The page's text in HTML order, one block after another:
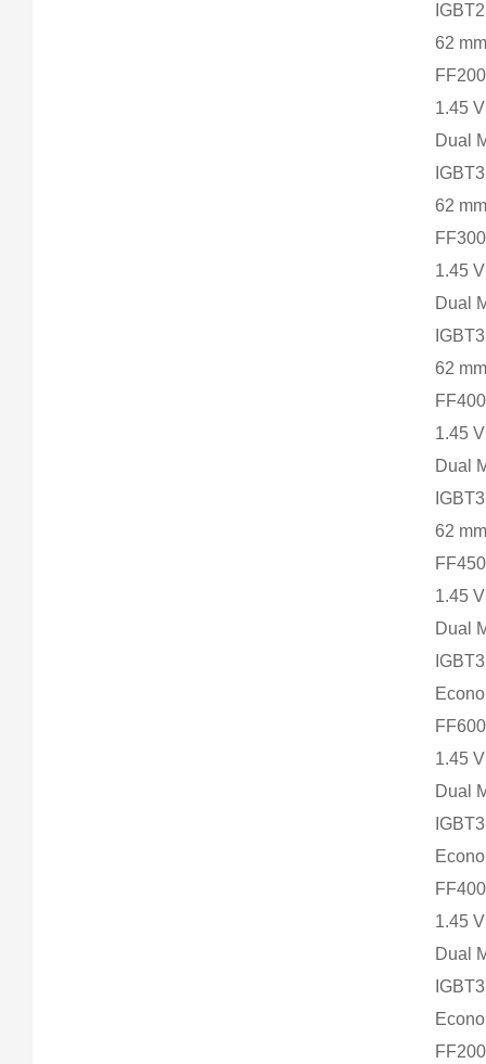
62
1.45
Dual
62
1.45
Dual
62
1.45
Dual
62
1.45
Dual
1.45
Dual
1.45
Dual